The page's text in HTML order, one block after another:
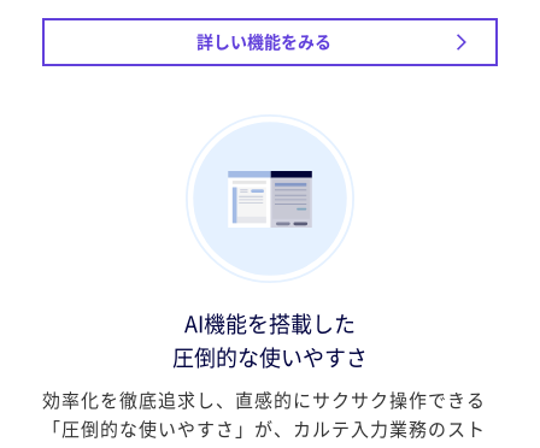
詳しい機能をみる
AI機能を搭載した
圧倒的な使いやすさ
効率化を徹底追求し、直感的にサクサク操作できる
「圧倒的な使いやすさ」が、カルテ入力業務のスト